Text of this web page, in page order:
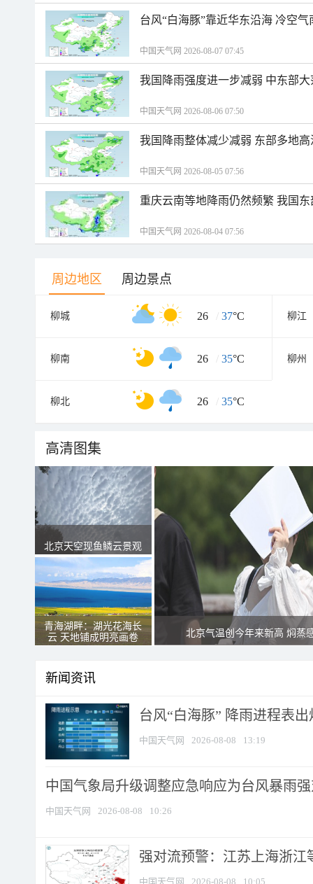
台风“白海豚”靠近华东沿海 冷空
中国天气网 2026-08-07 07:45
我国降雨强度进一步减弱 中东部
中国天气网 2026-08-06 07:50
我国降雨整体减少减弱 东部多地
中国天气网 2026-08-05 07:56
重庆云南等地降雨仍然频繁 我国
中国天气网 2026-08-04 07:56
周边地区 周边景点
柳城 26 / 37°C 柳江
柳南 26 / 35°C 柳州
柳北 26 / 35°C
高清图集
北京天空现鱼鳞云景观
青海湖畔：湖光花海长
云 天地铺成明亮画卷
北京气温创今年来新高 焖蒸
新闻资讯
台风“白海豚” 降雨进程表
中国天气网 2026-08-08 13:19
中国气象局升级调整应急响应为台风暴雨
中国天气网 2026-08-08 10:26
强对流预警：江苏上海浙江
中国天气网 2026-08-08 10:05